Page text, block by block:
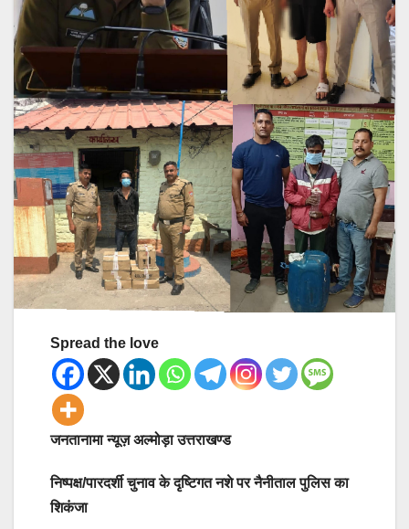
Spread the love
जनतानामा न्यूज़ अल्मोड़ा उत्तराखण्ड
निष्पक्ष/पारदर्शी चुनाव के दृष्टिगत नशे पर नैनीताल पुलिस का
शिकंजा